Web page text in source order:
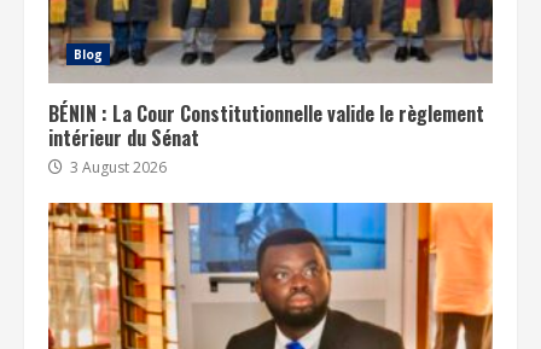
Blog
BÉNIN : La Cour Constitutionnelle valide le règlement
intérieur du Sénat
3 August 2026